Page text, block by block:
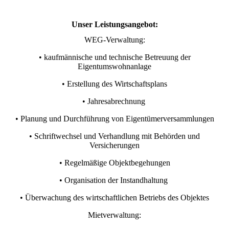
Unser Leistungsangebot:
WEG-Verwaltung:
• kaufmännische und technische Betreuung der
Eigentumswohnanlage
• Erstellung des Wirtschaftsplans
• Jahresabrechnung
• Planung und Durchführung von Eigentümerversammlungen
• Schriftwechsel und Verhandlung mit Behörden und
Versicherungen
• Regelmäßige Objektbegehungen
• Organisation der Instandhaltung
• Überwachung des wirtschaftlichen Betriebs des Objektes
Mietverwaltung: